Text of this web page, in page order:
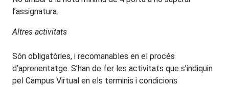
l’assignatura.
Altres activitats
Són obligatòries, i recomanables en el procés
d’aprenentatge. S’han de fer les activitats que s’indiquin
pel Campus Virtual en els terminis i condicions